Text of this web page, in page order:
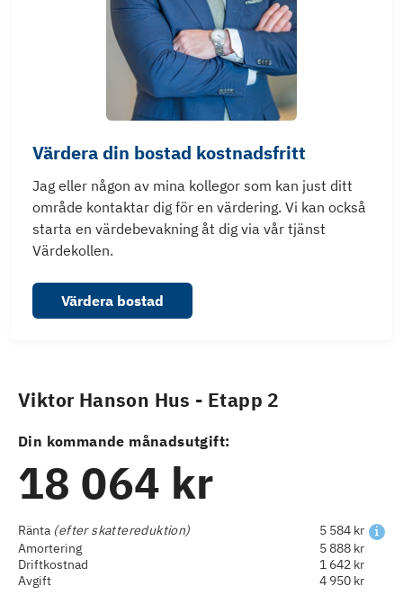
Värdera din bostad kostnadsfritt
Jag eller någon av mina kollegor som kan just ditt
område kontaktar dig för en värdering. Vi kan också
starta en värdebevakning åt dig via vår tjänst
Värdekollen.
Värdera bostad
Viktor Hanson Hus - Etapp 2
Din kommande månadsutgift:
18 064 kr
Ränta (efter skattereduktion)
5 584 kr
Amortering
5 888 kr
Driftkostnad
1 642 kr
Avgift
4 950 kr